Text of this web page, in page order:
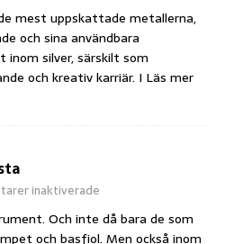
mest uppskattade metallerna,
och sina användbara
silver, särskilt som
och kreativ karriär. I Läs mer
inaktiverade
Och inte då bara de som
och basfiol. Men också inom